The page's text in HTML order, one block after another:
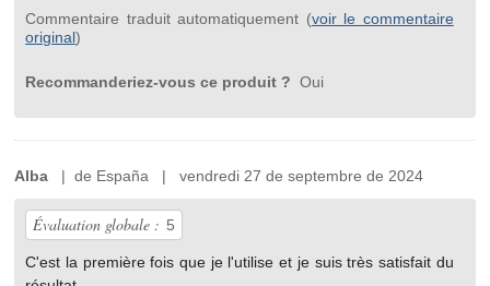
Commentaire traduit automatiquement (voir le commentaire
original)
Recommanderiez-vous ce produit ? Oui
Alba | de España | vendredi 27 de septembre de 2024
Évaluation globale : 5
C'est la première fois que je l'utilise et je suis très satisfait du